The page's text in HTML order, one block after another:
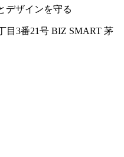
デザインを守る
目3番21号 BIZ SMART 茅